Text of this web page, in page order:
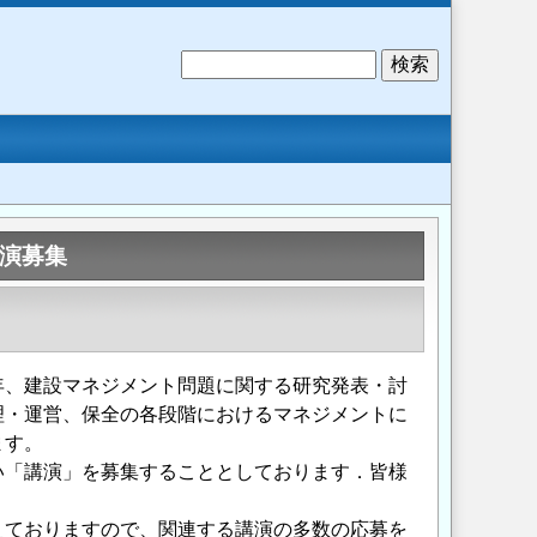
募集
建設マネジメント問題に関する研究発表・討
運営、保全の各段階におけるマネジメントに
。
講演」を募集することとしております．皆様
おりますので、関連する講演の多数の応募を